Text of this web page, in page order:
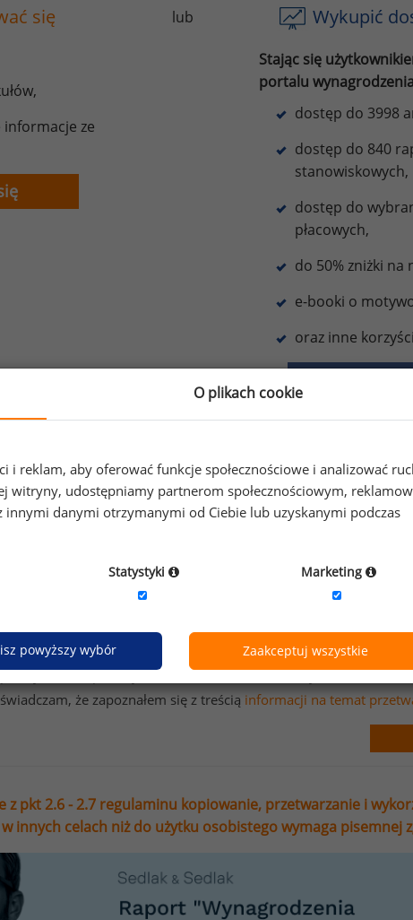
się
informacje ze
lub Wykupić
Stając się
portalu
dostęp do 3998
dostęp do 840
stanowiskowych,
dostęp do
płacowych,
do 50% zniżki
e-booki o
oraz inne
Dowiedz
do Twoich potrzeb!
informacje o wynagrodzeniach?
przetwarzanie moich danych osobowych zawartych w formularzu
k. w celu otrzymywania bezpłatnego newsletter’a portalu
na podany adres e-mail ofert handlowych oraz
że zapoznałem się z treścią informacji na temat
z pkt 2.6 - 2.7 regulaminu kopiowanie, przetwarzanie i
innych celach niż do użytku osobistego wymaga pisemnej
O plikach cookie
reklam, aby oferować funkcje społecznościowe i analizować
witryny, udostępniamy partnerom społecznościowym,
innymi danymi otrzymanymi od Ciebie lub uzyskanymi podczas
Statystyki Marketing
powyższy wybór Zaakceptuj wszystkie